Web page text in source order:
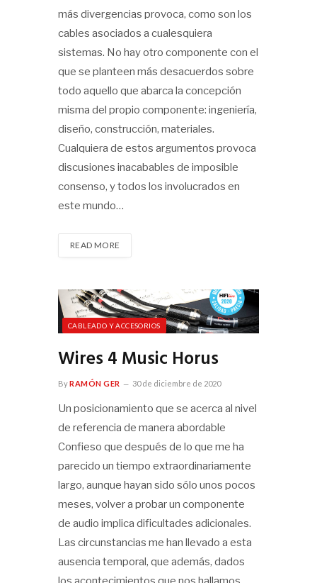
más divergencias provoca, como son los
cables asociados a cualesquiera
sistemas. No hay otro componente con el
que se planteen más desacuerdos sobre
todo aquello que abarca la concepción
misma del propio componente: ingeniería,
diseño, construcción, materiales.
Cualquiera de estos argumentos provoca
discusiones inacabables de imposible
consenso, y todos los involucrados en
este mundo…
READ MORE
CABLEADO Y ACCESORIOS
Wires 4 Music Horus
ByRAMÓN GER 30 de diciembre de 2020
Un posicionamiento que se acerca al nivel
de referencia de manera abordable
Confieso que después de lo que me ha
parecido un tiempo extraordinariamente
largo, aunque hayan sido sólo unos pocos
meses, volver a probar un componente
de audio implica dificultades adicionales.
Las circunstancias me han llevado a esta
ausencia temporal, que además, dados